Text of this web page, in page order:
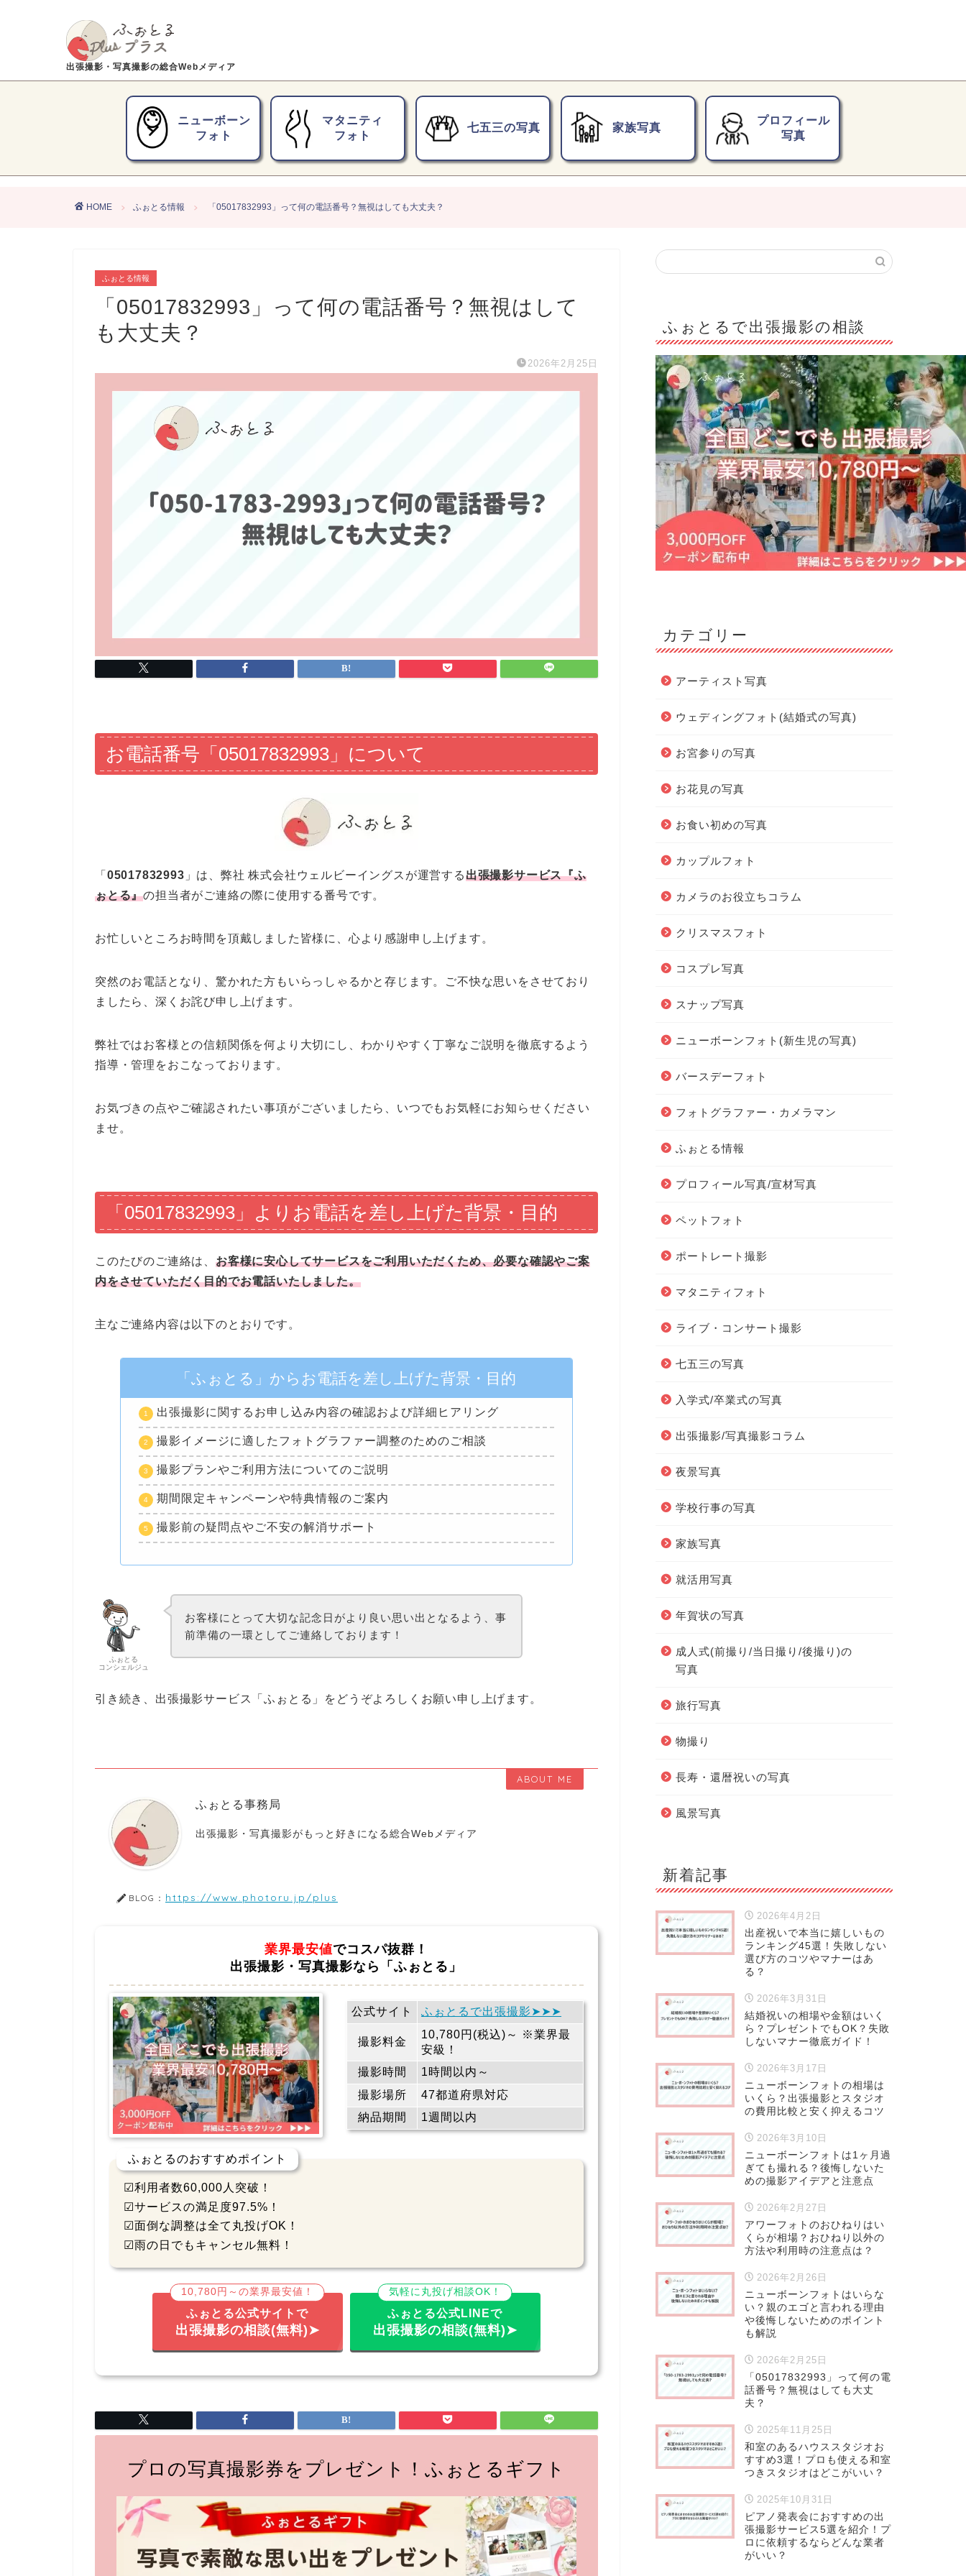
出張撮影・写真撮影の総合Webメディア
ニューボーン
フォト
マタニティ
フォト
七五三の写真 家族写真
プロフィール
写真
HOME ふぉとる情報 「05017832993」って何の電話番号？無視はしても大丈夫？
ふぉとる情報
「05017832993」って何の電話番号？無視はして
も大丈夫？
2026年2月25日
お電話番号「05017832993」について
「 05017832993 」は、弊社 株式会社ウェルビーイングスが運営する出張撮影サービス『ふ
ぉとる』の担当者がご連絡の際に使用する番号です。
お忙しいところお時間を頂戴しました皆様に、心より感謝申し上げます。
突然のお電話となり、驚かれた方もいらっしゃるかと存じます。ご不快な思いをさせており
ましたら、深くお詫び申し上げます。
弊社ではお客様との信頼関係を何より大切にし、わかりやすく丁寧なご説明を徹底するよう
指導・管理をおこなっております。
お気づきの点やご確認されたい事項がございましたら、いつでもお気軽にお知らせください
ませ。
「05017832993」よりお電話を差し上げた背景・目的
このたびのご連絡は、 お客様に安心してサービスをご利用いただくため、必要な確認やご案
内をさせていただく目的でお電話いたしました。
主なご連絡内容は以下のとおりです。
「ふぉとる」からお電話を差し上げた背景・目的
出張撮影に関するお申し込み内容の確認および詳細ヒアリング
撮影イメージに適したフォトグラファー調整のためのご相談
撮影プランやご利用方法についてのご説明
期間限定キャンペーンや特典情報のご案内
撮影前の疑問点やご不安の解消サポート
ふぉとる
コンシェルジュ
お客様にとって大切な記念日がより良い思い出となるよう、事
前準備の一環としてご連絡しております！
引き続き、出張撮影サービス「ふぉとる」をどうぞよろしくお願い申し上げます。
ABOUT ME
ふぉとる事務局
出張撮影・写真撮影がもっと好きになる総合Webメディア
BLOG： https://www.photoru.jp/plus
業界最安値でコスパ抜群！
出張撮影・写真撮影なら「ふぉとる」
公式サイト ふぉとるで出張撮影➤➤➤
撮影料金
10,780円(税込)～ ※業界最
安級！
撮影時間
1時間以内～
撮影場所
47都道府県対応
納品期間
1週間以内
ふぉとるのおすすめポイント
☑利用者数60,000人突破！
☑サービスの満足度97.5%！
☑面倒な調整は全て丸投げOK！
☑雨の日でもキャンセル無料！
10,780円～の業界最安値！
ふぉとる公式サイトで
出張撮影の相談(無料)➤
気軽に丸投げ相談OK！
ふぉとる公式LINEで
出張撮影の相談(無料)➤
プロの写真撮影券をプレゼント！ふぉとるギフト
ふぉとるで出張撮影の相談
カテゴリー
アーティスト写真
ウェディングフォト(結婚式の写真)
お宮参りの写真
お花見の写真
お食い初めの写真
カップルフォト
カメラのお役立ちコラム
クリスマスフォト
コスプレ写真
スナップ写真
ニューボーンフォト(新生児の写真)
バースデーフォト
フォトグラファー・カメラマン
ふぉとる情報
プロフィール写真/宣材写真
ペットフォト
ポートレート撮影
マタニティフォト
ライブ・コンサート撮影
七五三の写真
入学式/卒業式の写真
出張撮影/写真撮影コラム
夜景写真
学校行事の写真
家族写真
就活用写真
年賀状の写真
成人式(前撮り/当日撮り/後撮り)の
写真
旅行写真
物撮り
長寿・還暦祝いの写真
風景写真
新着記事
2026年4月2日
出産祝いで本当に嬉しいもの
ランキング45選！失敗しない
選び方のコツやマナーはあ
る？
2026年3月31日
結婚祝いの相場や金額はいく
ら？プレゼントでもOK？失敗
しないマナー徹底ガイド！
2026年3月17日
ニューボーンフォトの相場は
いくら？出張撮影とスタジオ
の費用比較と安く抑えるコツ
2026年3月10日
ニューボーンフォトは1ヶ月過
ぎても撮れる？後悔しないた
めの撮影アイデアと注意点
2026年2月27日
アワーフォトのおひねりはい
くらが相場？おひねり以外の
方法や利用時の注意点は？
2026年2月26日
ニューボーンフォトはいらな
い？親のエゴと言われる理由
や後悔しないためのポイント
も解説
2026年2月25日
「05017832993」って何の電
話番号？無視はしても大丈
夫？
2025年11月25日
和室のあるハウススタジオお
すすめ3選！プロも使える和室
つきスタジオはどこがいい？
2025年10月31日
ピアノ発表会におすすめの出
張撮影サービス5選を紹介！プ
ロに依頼するならどんな業者
がいい？